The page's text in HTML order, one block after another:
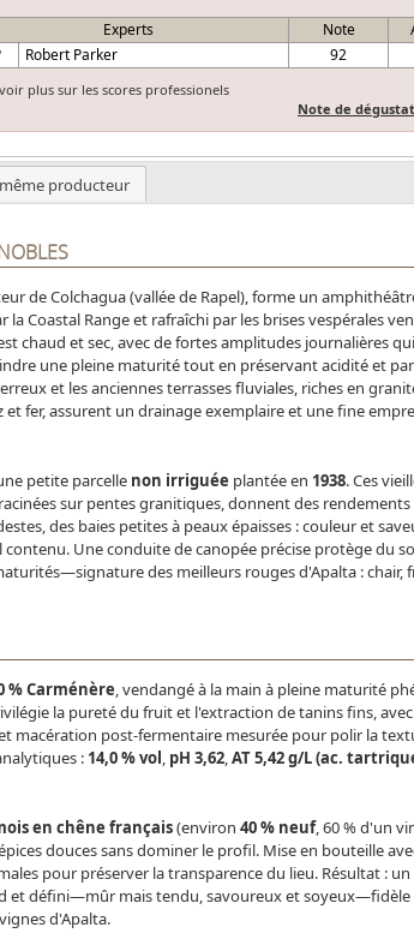
Experts Note
Robert Parker 92
plus sur les scores professionels
Note de
producteur
de Colchagua (vallée de Rapel), forme un
la Coastal Range et rafraîchi par les brises vespérales
chaud et sec, avec de fortes amplitudes journalières
une pleine maturité tout en préservant acidité et
et les anciennes terrasses fluviales, riches en
et fer, assurent un drainage exemplaire et une fine
petite parcelle non irriguée plantée en 1938. Ces
sur pentes granitiques, donnent des rendements
des baies petites à peaux épaisses : couleur et
contenu. Une conduite de canopée précise protège du
des meilleurs rouges d'Apalta : chair,
% Carménère, vendangé à la main à pleine maturité
la pureté du fruit et l'extraction de tanins fins, avec
macération post-fermentaire mesurée pour polir la
: 14,0 % vol, pH 3,62,AT 5,42 g/L (ac.
en chêne français(environ 40 % neuf, 60 % d'un
douces sans dominer le profil. Mise en bouteille
pour préserver la transparence du lieu. Résultat : un
et défini—mûr mais tendu, savoureux et soyeux—fidèle
d'Apalta.